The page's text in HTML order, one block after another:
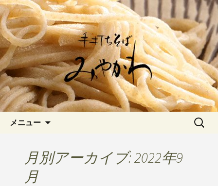
岡崎の「手打ちそば みやか
わ」のブログです
愛知県岡崎市でひっそりと佇む「手打
ちそばみやかわ」では自家製粉にこだ
わった一日十食限定の十割そばをお楽
しみいただけます。新しいそばや季節
の食材を使用した天婦羅メニューなど
新着情報はこちら
メニュー
検
月別アーカイブ: 2022年9
月